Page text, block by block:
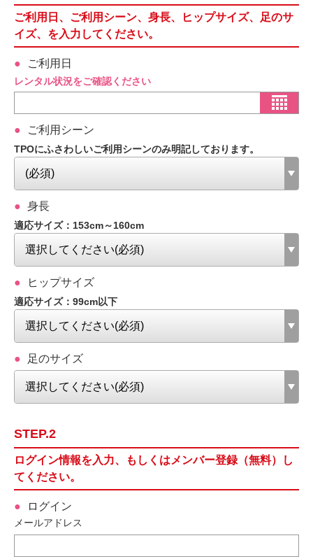
ご利用日、ご利用シーン、身長、ヒップサイズ、足のサ
イズ、を入力してください。
ご利用日
レンタル状況をご確認ください
ご利用シーン
TPOにふさわしいご利用シーンのみ明記しております。
身長
適応サイズ：153cm～160cm
ヒップサイズ
適応サイズ：99cm以下
足のサイズ
STEP.2
ログイン情報を入力、もしくはメンバー登録（無料）し
てください。
ログイン
メールアドレス